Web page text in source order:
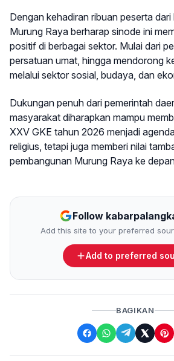
Dengan kehadiran ribuan peserta
Murung Raya berharap sinode ini
positif di berbagai sektor. Mulai dari
persatuan umat, hingga mendorong
melalui sektor sosial, budaya, dan
Dukungan penuh dari pemerintah
masyarakat diharapkan mampu
XXV GKE tahun 2026 menjadi
religius, tetapi juga memberi nilai
pembangunan Murung Raya ke
Follow
Add this site to your preferred
Add to preferred
BAGIKAN